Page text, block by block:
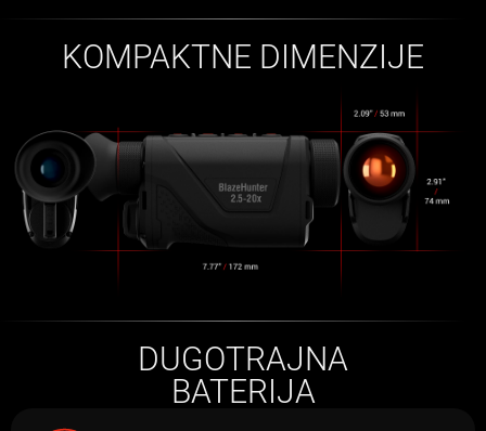
KOMPAKTNE DIMENZIJE
DUGOTRAJNA
BATERIJA